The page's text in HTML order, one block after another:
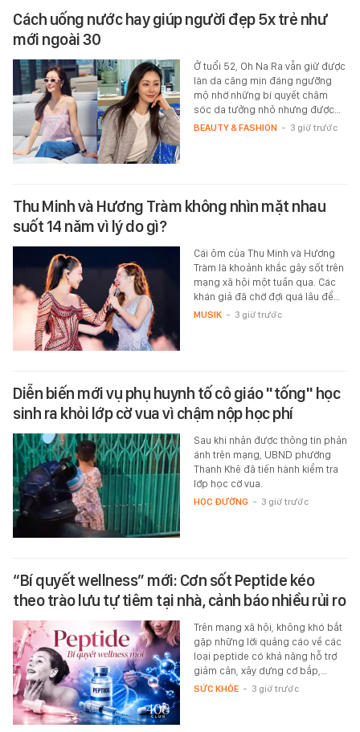
Cách uống nước hay giúp người đẹp 5x trẻ như
mới ngoài 30
Ở tuổi 52, Oh Na Ra vẫn giữ được
làn da căng mịn đáng ngưỡng
mộ nhờ những bí quyết chăm
sóc da tưởng nhỏ nhưng được…
BEAUTY & FASHION - 3 giờ trước
Thu Minh và Hương Tràm không nhìn mặt nhau
suốt 14 năm vì lý do gì?
Cái ôm của Thu Minh và Hương
Tràm là khoảnh khắc gây sốt trên
mạng xã hội một tuần qua. Các
khán giả đã chờ đợi quá lâu để…
MUSIK - 3 giờ trước
Diễn biến mới vụ phụ huynh tố cô giáo "tống" học
sinh ra khỏi lớp cờ vua vì chậm nộp học phí
Sau khi nhận được thông tin phản
ánh trên mạng, UBND phường
Thanh Khê đã tiến hành kiểm tra
lớp học cờ vua.
HỌC ĐƯỜNG - 3 giờ trước
“Bí quyết wellness” mới: Cơn sốt Peptide kéo
theo trào lưu tự tiêm tại nhà, cảnh báo nhiều rủi ro
Trên mạng xã hội, không khó bắt
gặp những lời quảng cáo về các
loại peptide có khả năng hỗ trợ
giảm cân, xây dựng cơ bắp,…
SỨC KHỎE - 3 giờ trước